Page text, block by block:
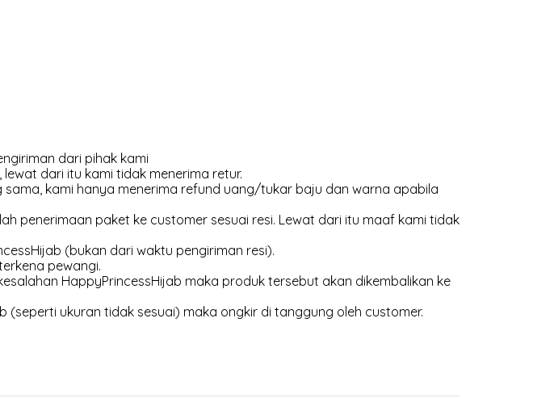
dari pihak kami
dari itu kami tidak menerima retur.
kami hanya menerima refund uang/tukar baju dan warna apabila
penerimaan paket ke customer sesuai resi. Lewat dari itu maaf kami tidak
(bukan dari waktu pengiriman resi).
pewangi.
HappyPrincessHijab maka produk tersebut akan dikembalikan ke
ukuran tidak sesuai) maka ongkir di tanggung oleh customer.